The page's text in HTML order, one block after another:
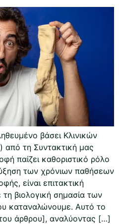
βάσει Κλινικών
από τη Συντακτική μας
παίζει καθοριστικό ρόλο
των χρόνιων παθήσεων
είναι επιτακτική
βιολογική σημασία των
καταναλώνουμε. Αυτό το
άρθρου], αναλύοντας […]